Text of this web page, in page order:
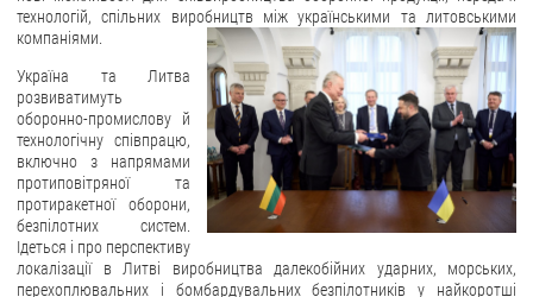
ДОСТУП ДО ПУБЛІЧНОЇ ІНФОРМАЦІЇ
Організація доступу до публічної інформації
Запит на отримання публічної інформації
Облік публічної інформації
Питання запобігання корупції
Публічні закупівлі
Внутрішній аудит
ДЕРЖАВНИЙ РЕЄСТР САНКЦІЙ
технологій, спільних виробництв між українськими та литовськими
компаніями.
Україна та Литва
розвиватимуть
оборонно-промислову й
технологічну співпрацю,
включно з напрямами
протиповітряної та
протиракетної оборони,
безпілотних систем.
Ідеться і про перспективу
локалізації в Литві виробництва далекобійних ударних, морських,
перехоплювальних і бомбардувальних безпілотників у найкоротші